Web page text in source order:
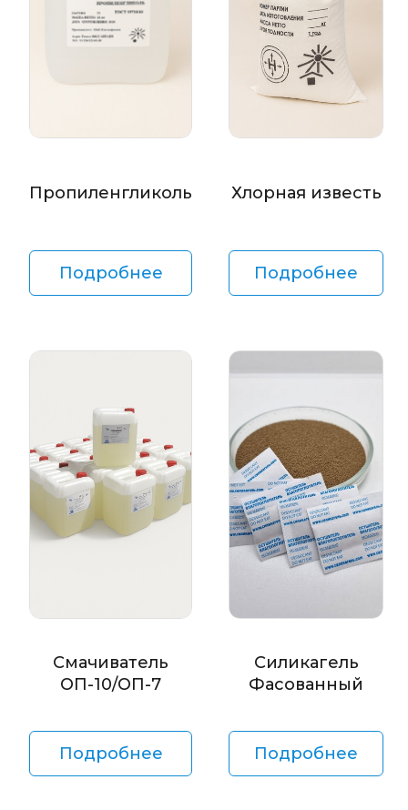
Пропиленгликоль
Подробнее
Хлорная известь
Подробнее
Смачиватель
ОП-10/ОП-7
Подробнее
Силикагель
Фасованный
Подробнее